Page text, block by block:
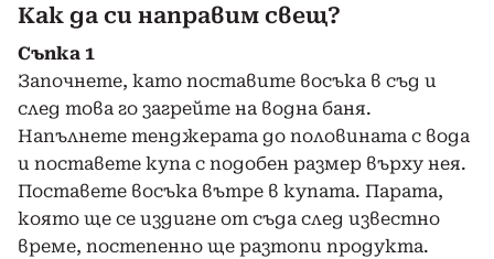
Как да си направим свещ?
Съпка 1
Започнете, като поставите восъка в съд и
след това го загрейте на водна баня.
Напълнете тенджерата до половината с вода
и поставете купа с подобен размер върху нея.
Поставете восъка вътре в купата. Парата,
която ще се издигне от съда след известно
време, постепенно ще разтопи продукта.